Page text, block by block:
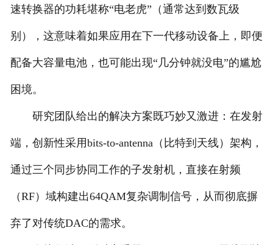
速转换器的功耗堪称“电老虎”（通常达到数瓦级
别），这意味着如果应用在下一代移动设备上，即便
配备大容量电池，也可能出现“几分钟就没电”的尴尬
困境。
研究团队给出的解决方案既巧妙又激进：在发射
端，创新性采用bits-to-antenna（比特到天线）架构，
通过三个同步协同工作的子发射机，直接在射频
（RF）域构建出64QAM复杂调制信号，从而彻底摒
弃了对传统DAC的需求。